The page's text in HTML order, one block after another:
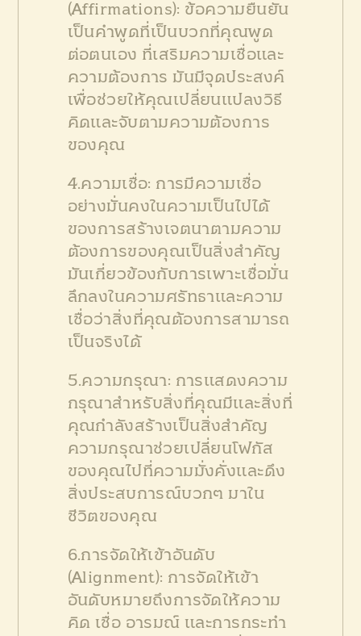
(Affirmations): ข้อความยืนยัน
เป็นคำพูดที่เป็นบวกที่คุณพูด
ต่อตนเอง ที่เสริมความเชื่อและ
ความต้องการ มันมีจุดประสงค์
เพื่อช่วยให้คุณเปลี่ยนแปลงวิธี
คิดและจับตามความต้องการ
ของคุณ
4.ความเชื่อ: การมีความเชื่อ
อย่างมั่นคงในความเป็นไปได้
ของการสร้างเจตนาตามความ
ต้องการของคุณเป็นสิ่งสำคัญ
มันเกี่ยวข้องกับการเพาะเชื่อมั่น
ลึกลงในความศรัทธาและความ
เชื่อว่าสิ่งที่คุณต้องการสามารถ
เป็นจริงได้
5.ความกรุณา: การแสดงความ
กรุณาสำหรับสิ่งที่คุณมีและสิ่งที่
คุณกำลังสร้างเป็นสิ่งสำคัญ
ความกรุณาช่วยเปลี่ยนโฟกัส
ของคุณไปที่ความมั่งคั่งและดึง
สิ่งประสบการณ์บวกๆ มาใน
ชีวิตของคุณ
6.การจัดให้เข้าอันดับ
(Alignment): การจัดให้เข้า
อันดับหมายถึงการจัดให้ความ
คิด เชื่อ อารมณ์ และการกระทำ